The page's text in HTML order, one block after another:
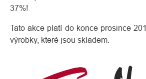
37%!
Tato akce platí do konce prosince
výrobky, které jsou skladem.